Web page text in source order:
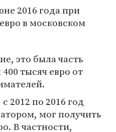
2016 года при
в московском
это была часть
тысяч евро от
2012 по 2016 год
мог получить
В частности,